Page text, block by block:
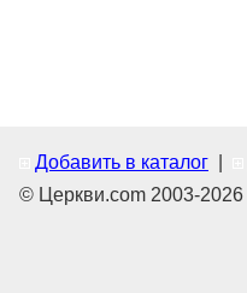
Добавить в каталог
© Церкви.com 2003-2026